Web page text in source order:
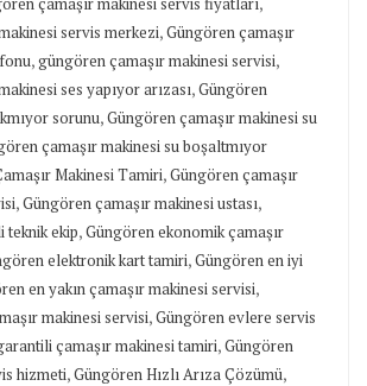
servis merkezi,Güngören çamaşır
,güngören çamaşır makinesi servisi,
ses yapıyor arızası,Güngören
sorunu,Güngören çamaşır makinesi su
çamaşır makinesi su boşaltmıyor
Makinesi Tamiri,Güngören çamaşır
,Güngören çamaşır makinesi ustası,
teknik ekip,Güngören ekonomik çamaşır
elektronik kart tamiri,Güngören en iyi
en yakın çamaşır makinesi servisi,
makinesi servisi,Güngören evlere servis
çamaşır makinesi tamiri,Güngören
hizmeti,Güngören Hızlı Arıza Çözümü,